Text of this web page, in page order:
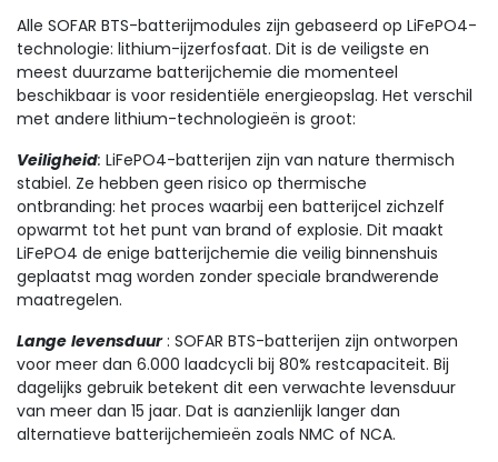
Alle SOFAR BTS-batterijmodules zijn gebaseerd op LiFePO4-
technologie: lithium-ijzerfosfaat. Dit is de veiligste en
meest duurzame batterijchemie die momenteel
beschikbaar is voor residentiële energieopslag. Het verschil
met andere lithium-technologieën is groot:
Veiligheid: LiFePO4-batterijen zijn van nature thermisch
stabiel. Ze hebben geen risico op thermische
ontbranding: het proces waarbij een batterijcel zichzelf
opwarmt tot het punt van brand of explosie. Dit maakt
LiFePO4 de enige batterijchemie die veilig binnenshuis
geplaatst mag worden zonder speciale brandwerende
maatregelen.
Lange levensduur: SOFAR BTS-batterijen zijn ontworpen
voor meer dan 6.000 laadcycli bij 80% restcapaciteit. Bij
dagelijks gebruik betekent dit een verwachte levensduur
van meer dan 15 jaar. Dat is aanzienlijk langer dan
alternatieve batterijchemieën zoals NMC of NCA.